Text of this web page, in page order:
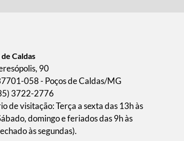
Caldas
90
058 - Poços de Caldas/MG
3722-2776
de visitação: Terça a sexta das 13h às
domingo e feriados das 9h às
às segundas).